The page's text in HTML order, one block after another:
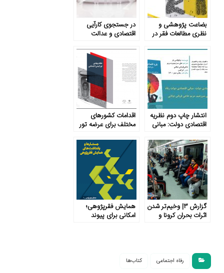
بضاعت پژوهشی و
نظری مطالعات فقر در
در جستجوی کارآیی
اقتصادی و عدالت
انتشار چاپ دوم نظریه
اقتصادی دولت: مبانی
اقدامات کشورهای
مختلف برای عرضه تور
گزارش ۳| وخیم‌تر شدن
اثرات بحران کرونا و
همایش فقرپژوهی؛
امکانی برای پیوند
رفاه اجتماعی کتاب‌ها